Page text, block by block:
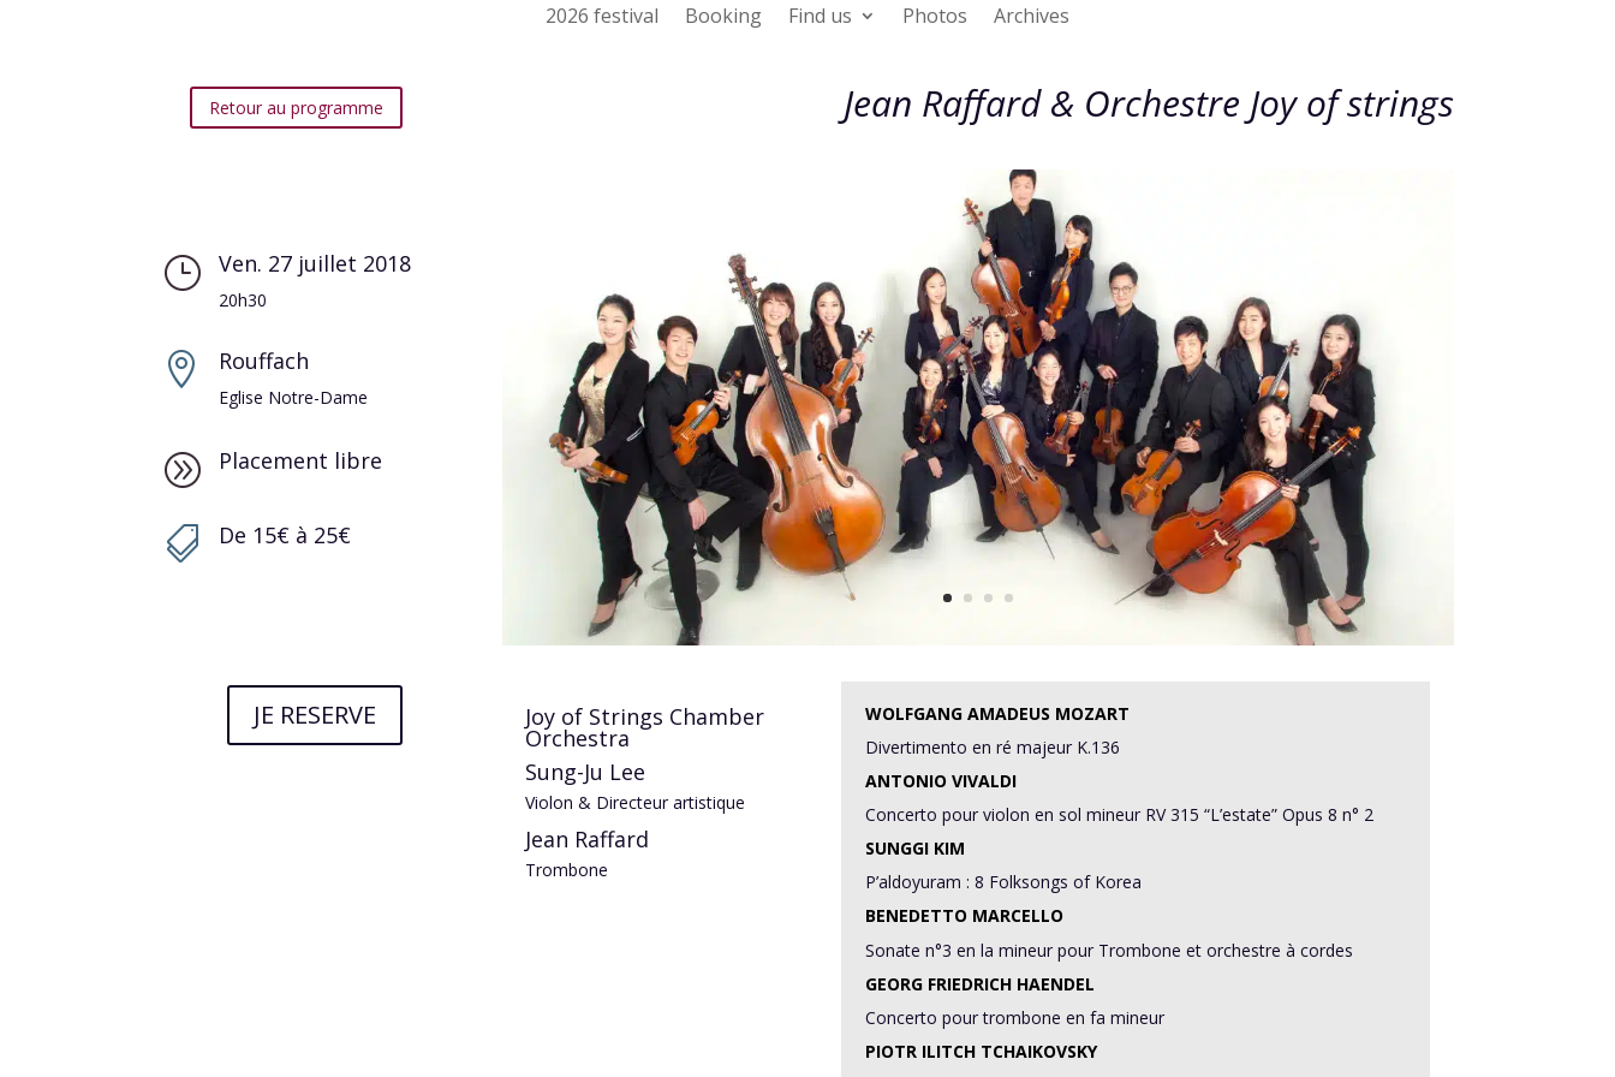
2026 festival Booking Find us Photos Archives
Retour au programme
} Ven. 27 juillet 2018
20h30
 Rouffach
Eglise Notre-Dame
A Placement libre
 De 15€ à 25€
Jean Raffard & Orchestre Joy of strings
JE RESERVE Joy of Strings Chamber
Orchestra
Sung-Ju Lee
Violon & Directeur artistique
Jean Raffard
Trombone
WOLFGANG AMADEUS MOZART
Divertimento en ré majeur K.136
ANTONIO VIVALDI
Concerto pour violon en sol mineur RV 315 “L’estate” Opus 8 n° 2
SUNGGI KIM
P’aldoyuram : 8 Folksongs of Korea
BENEDETTO MARCELLO
Sonate n°3 en la mineur pour Trombone et orchestre à cordes
GEORG FRIEDRICH HAENDEL
Concerto pour trombone en fa mineur
PIOTR ILITCH TCHAIKOVSKY